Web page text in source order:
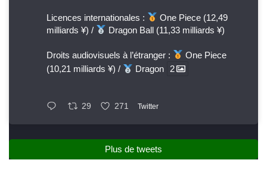
Licences internationales :
One Piece (12,49
milliards ¥) /
Dragon Ball (11,33 milliards ¥)
Droits audiovisuels à l’étranger :
One Piece
(10,21 milliards ¥) /
Dragon 2
29 271 Twitter
Plus de tweets